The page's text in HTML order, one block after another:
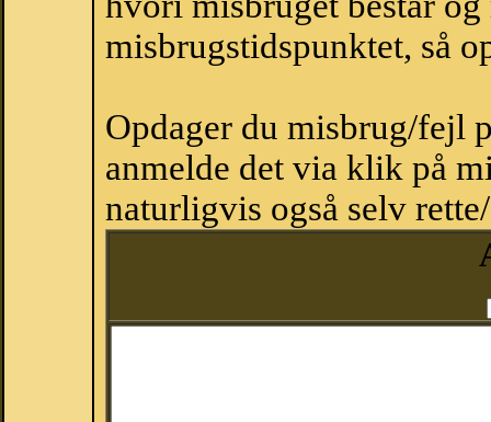
misbrugstidspunktet, så
Opdager du misbrug/fejl
anmelde det via klik på
naturligvis også selv